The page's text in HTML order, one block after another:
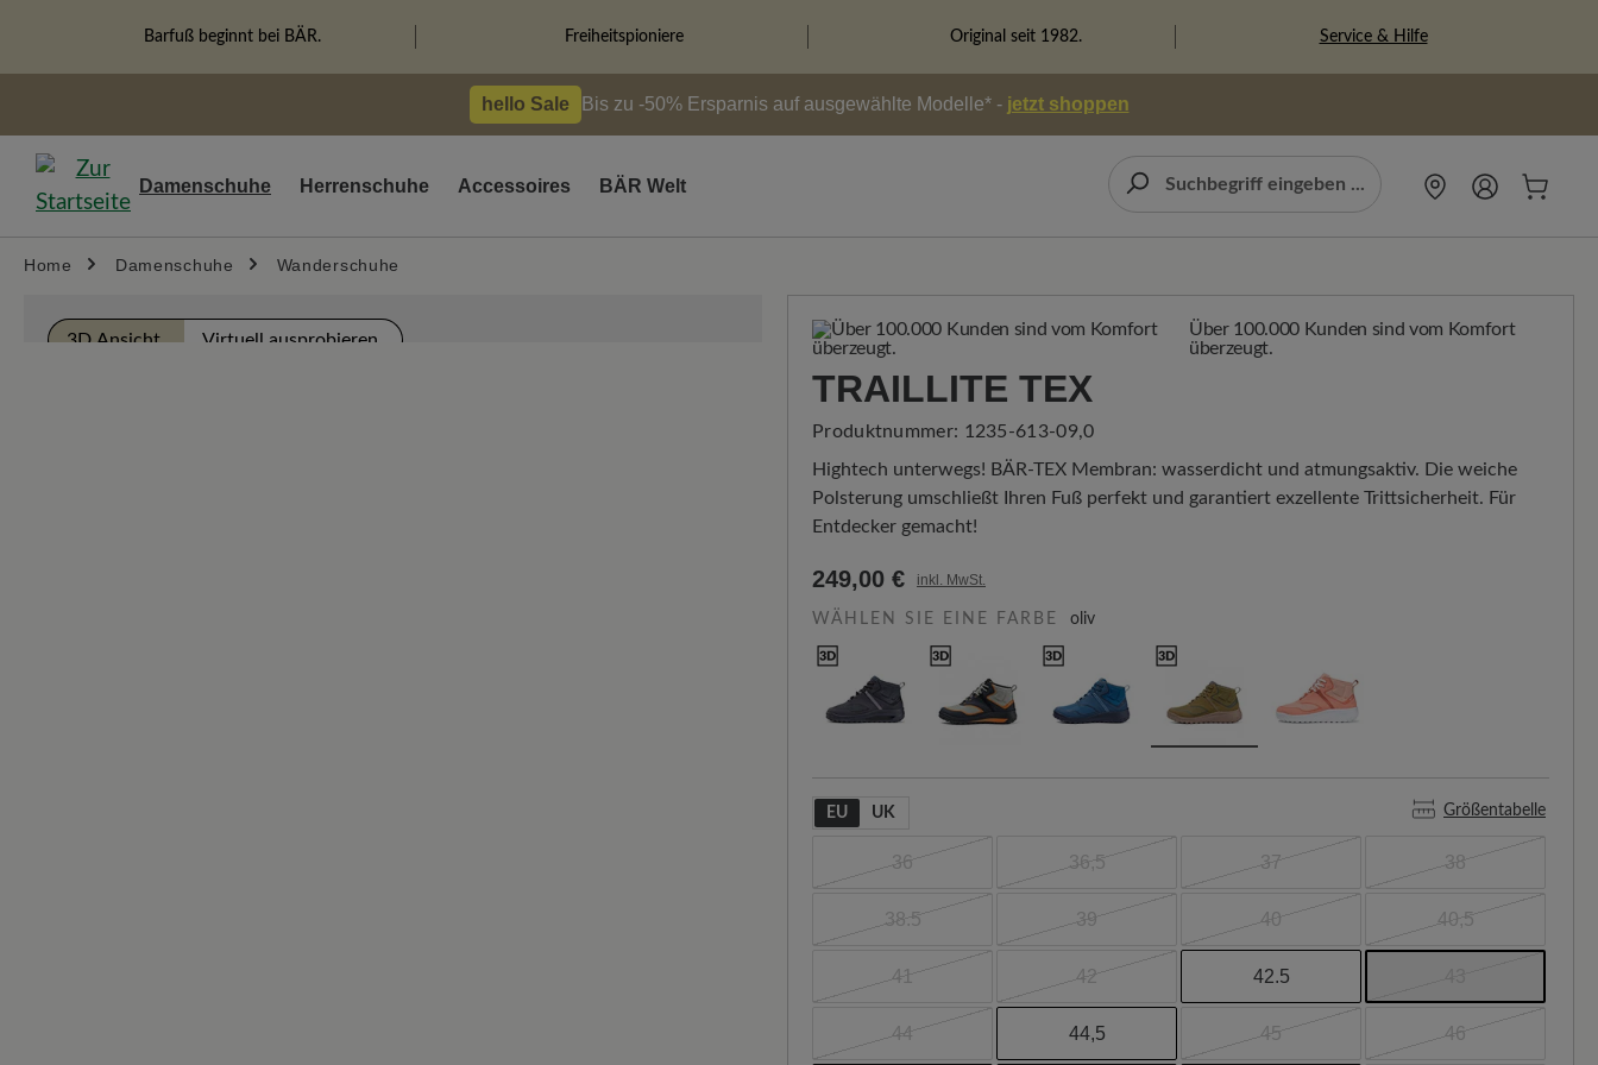
Zur Hauptnavigation springen
Barfuß beginnt bei BÄR. Freiheitspioniere Original seit 1982. Service & Hilfe
hello Sale Bis zu -50% Ersparnis auf ausgewählte Modelle* - jetzt shoppen
Damenschuhe Herrenschuhe Accessoires BÄR Welt
Home Damenschuhe Wanderschuhe
3D Ansicht Virtuell ausprobieren
Über 100.000 Kunden sind vom Komfort
überzeugt.
TRAILLITE TEX
Produktnummer: 1235-613-09,0
Hightech unterwegs! BÄR-TEX Membran: wasserdicht und atmungsaktiv. Die weiche
Polsterung umschließt Ihren Fuß perfekt und garantiert exzellente Trittsicherheit. Für
Entdecker gemacht!
249,00 € inkl. MwSt.
WÄHLEN SIE EINE FARBE oliv
EU UK Größentabelle
36 36,5 37 38
38.5 39 40 40,5
41 42 42.5
44 44,5 45 46